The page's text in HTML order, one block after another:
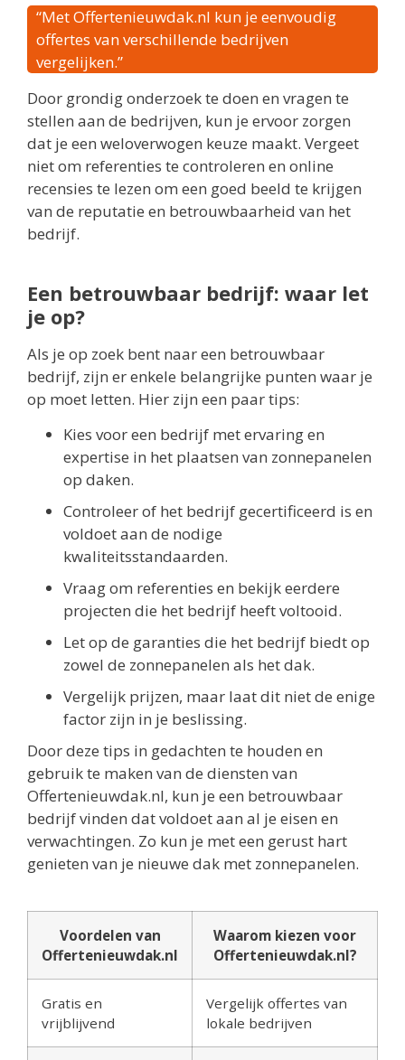
“Met Offertenieuwdak.nl kun je eenvoudig
offertes van verschillende bedrijven
vergelijken.”
Door grondig onderzoek te doen en vragen te
stellen aan de bedrijven, kun je ervoor zorgen
dat je een weloverwogen keuze maakt. Vergeet
niet om referenties te controleren en online
recensies te lezen om een goed beeld te krijgen
van de reputatie en betrouwbaarheid van het
bedrijf.
Een betrouwbaar bedrijf: waar let
je op?
Als je op zoek bent naar een betrouwbaar
bedrijf, zijn er enkele belangrijke punten waar je
op moet letten. Hier zijn een paar tips:
Kies voor een bedrijf met ervaring en
expertise in het plaatsen van zonnepanelen
op daken.
Controleer of het bedrijf gecertificeerd is en
voldoet aan de nodige
kwaliteitsstandaarden.
Vraag om referenties en bekijk eerdere
projecten die het bedrijf heeft voltooid.
Let op de garanties die het bedrijf biedt op
zowel de zonnepanelen als het dak.
Vergelijk prijzen, maar laat dit niet de enige
factor zijn in je beslissing.
Door deze tips in gedachten te houden en
gebruik te maken van de diensten van
Offertenieuwdak.nl, kun je een betrouwbaar
bedrijf vinden dat voldoet aan al je eisen en
verwachtingen. Zo kun je met een gerust hart
genieten van je nieuwe dak met zonnepanelen.
Voordelen van
Offertenieuwdak.nl
Waarom kiezen voor
Offertenieuwdak.nl?
Gratis en
vrijblijvend
Vergelijk offertes van
lokale bedrijven